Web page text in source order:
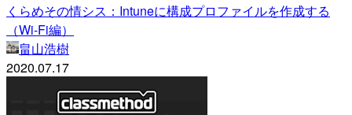
くらめその情シス：Intuneに構成プロファイルを作成する
（Wi-Fi編）
畠山浩樹
2020.07.17